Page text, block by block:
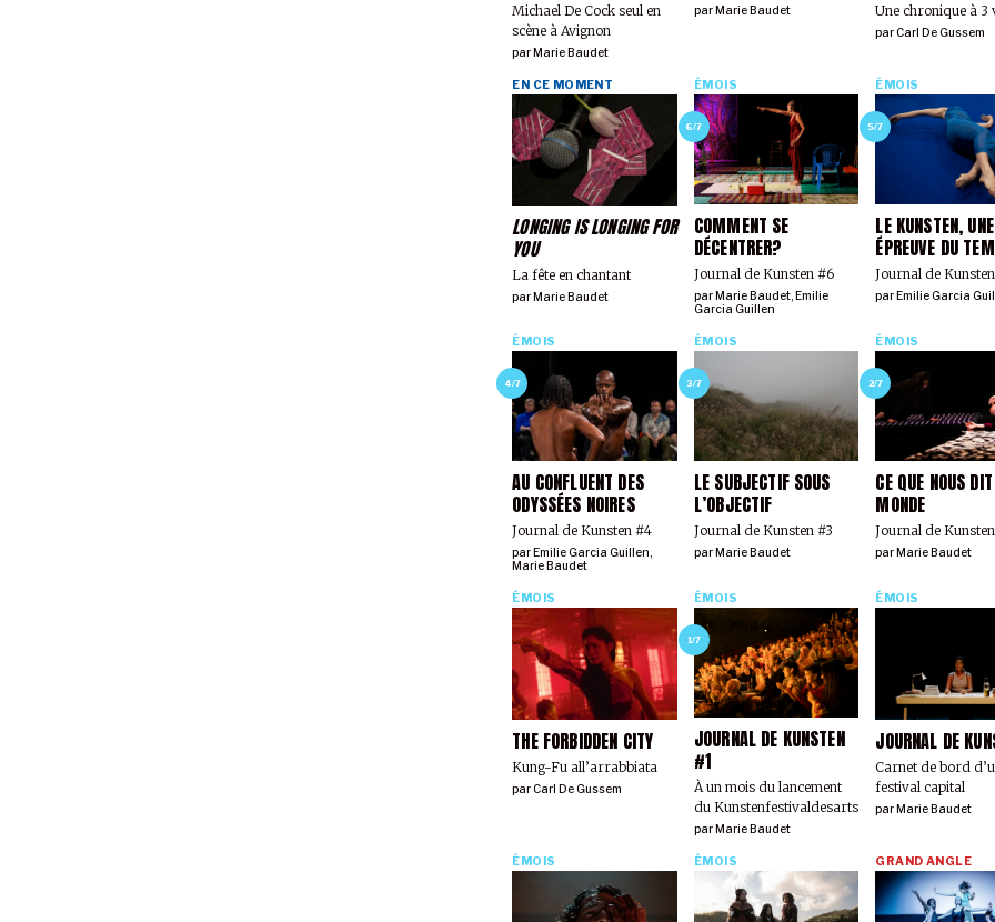
Michael De Cock seul en
scène à Avignon
par Marie Baudet
par Marie Baudet Une chronique à 3
parCarl De Gussem
LONGING IS LONGING FOR
YOU
La fête en chantant
EN CE MOMENT
par Marie Baudet
6/7
COMMENT SE
DÉCENTRER?
Journal de Kunsten #6
ÉMOIS
par Marie Baudet, Emilie
Garcia Guillen
5/7
LE KUNSTEN, UNE
ÉPREUVE DU
Journal de
ÉMOIS
par Emilie Garcia
4/7
AU CONFLUENT DES
ODYSSÉES NOIRES
Journal de Kunsten #4
ÉMOIS
par Emilie Garcia Guillen,
Marie Baudet
3/7
LE SUBJECTIF SOUS
L’OBJECTIF
Journal de Kunsten #3
ÉMOIS
par Marie Baudet
2/7
CE QUE NOUS
MONDE
Journal de
ÉMOIS
par Marie Baudet
THE FORBIDDEN CITY
Kung-Fu all’arrabbiata
ÉMOIS
parCarl De Gussem
1/7
JOURNAL DE KUNSTEN
#1
À un mois du lancement
du Kunstenfestivaldesarts
ÉMOIS
par Marie Baudet
JOURNAL DE
Carnet de bord
festival capital
ÉMOIS
parMarie Baudet
ÉMOIS ÉMOIS GRAND ANGLE